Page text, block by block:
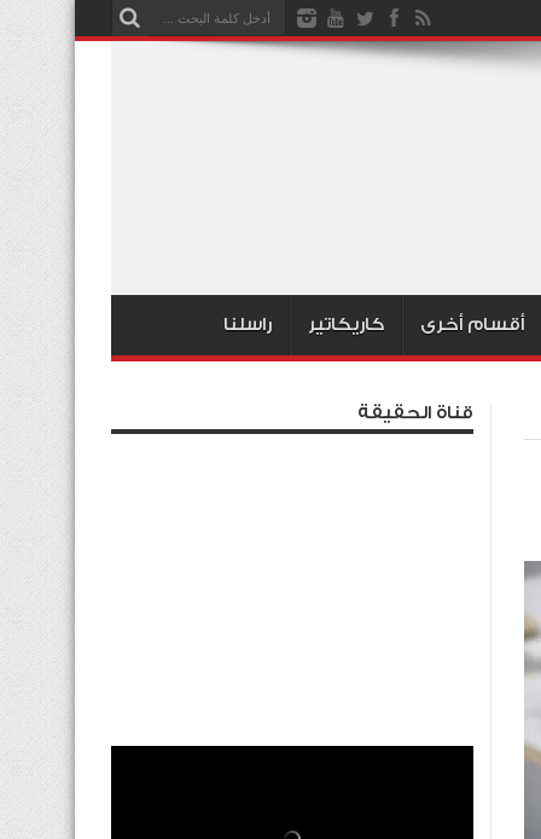
أقسام أخرى كاريكاتير راسلنا
قناة الحقيقة